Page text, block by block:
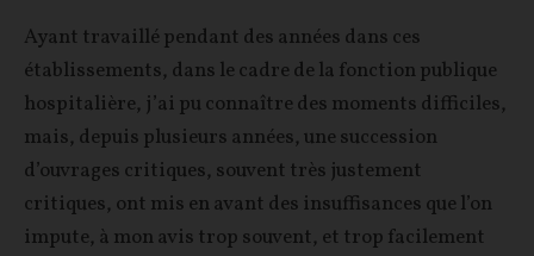
Ayant travaillé pendant des années dans ces
établissements, dans le cadre de la fonction publique
hospitalière, j’ai pu connaître des moments difficiles,
mais, depuis plusieurs années, une succession
d’ouvrages critiques, souvent très justement
critiques, ont mis en avant des insuffisances que l’on
impute, à mon avis trop souvent, et trop facilement